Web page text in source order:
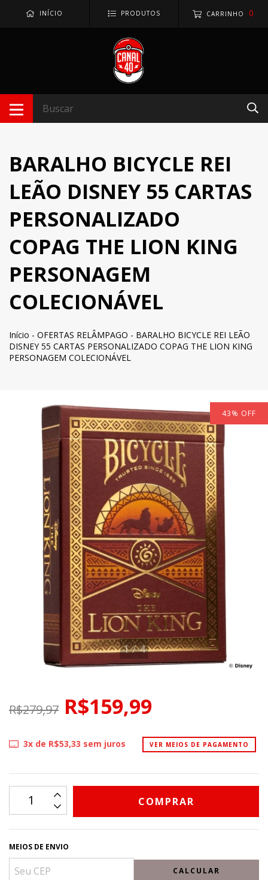
INÍCIO PRODUTOS CARRINHO 0
BARALHO BICYCLE REI
LEÃO DISNEY 55 CARTAS
PERSONALIZADO
COPAG THE LION KING
PERSONAGEM
COLECIONÁVEL
Início - OFERTAS RELÂMPAGO - BARALHO BICYCLE REI LEÃO
DISNEY 55 CARTAS PERSONALIZADO COPAG THE LION KING
PERSONAGEM COLECIONÁVEL
43% OFF
1/4
R$279,97 R$159,99
3x de R$53,33 sem juros VER MEIOS DE PAGAMENTO
MEIOS DE ENVIO
CALCULAR